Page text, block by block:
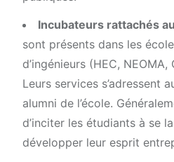
Incubateurs rattachés
sont présents dans les
d’ingénieurs (HEC,
Leurs services s’adressent
alumni de l’école.
d’inciter les étudiants à se
développer leur esprit